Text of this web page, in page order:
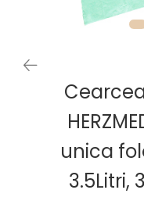
unica
3.5Litri,